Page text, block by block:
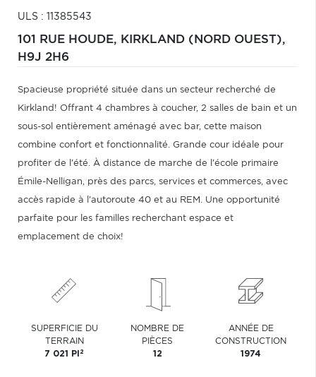
ULS : 11385543
101 RUE HOUDE, KIRKLAND (NORD OUEST),
H9J 2H6
Spacieuse propriété située dans un secteur recherché de
Kirkland! Offrant 4 chambres à coucher, 2 salles de bain et un
sous-sol entièrement aménagé avec bar, cette maison
combine confort et fonctionnalité. Grande cour idéale pour
profiter de l'été. À distance de marche de l'école primaire
Émile-Nelligan, près des parcs, services et commerces, avec
accès rapide à l'autoroute 40 et au REM. Une opportunité
parfaite pour les familles recherchant espace et
emplacement de choix!
SUPERFICIE DU
TERRAIN
7 021 PI 2
NOMBRE DE
PIÈCES
12
ANNÉE DE
CONSTRUCTION
1974